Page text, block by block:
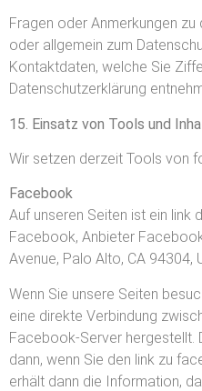
Fragen oder Anmerkungen
oder allgemein zum
Kontaktdaten, welche Sie
Datenschutzerklärung
15. Einsatz von Tools und
Wir setzen derzeit Tools von
Facebook
Auf unseren Seiten ist ein link
Facebook, Anbieter
Avenue, Palo Alto, CA 94304,
Wenn Sie unsere Seiten
eine direkte Verbindung
Facebook-Server hergestellt.
dann, wenn Sie den link zu
erhält dann die Information,